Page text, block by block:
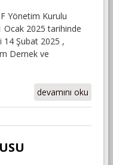
Yönetim Kurulu
Ocak 2025 tarihinde
14 Şubat 2025 ,
Dernek ve
BİLGİLENDİRME
hakkında
devamını oku